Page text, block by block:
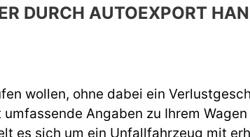
DURCH AUTOEXPORT
wollen, ohne dabei ein
Angaben zu Ihrem Wagen
es sich um ein Unfallfahrzeug mit